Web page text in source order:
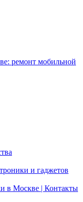
ремонт мобильной
и гаджетов
в Москве | Контакты